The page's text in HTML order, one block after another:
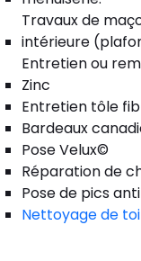
Travaux de
intérieure
Entretien ou
Zinc
Entretien tôle
Bardeaux
Pose Velux©
Réparation de
Pose de pics
Nettoyage de